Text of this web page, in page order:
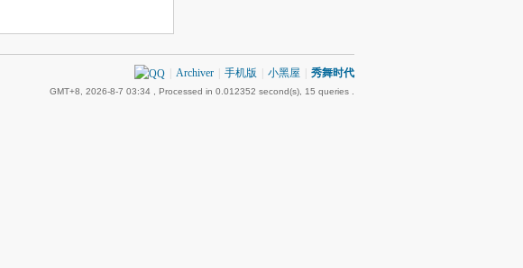
Archiver 手机版 小黑屋 秀舞时代
GMT+8, 2026-8-7 03:34 , Processed in 0.012352 second(s), 15 queries .